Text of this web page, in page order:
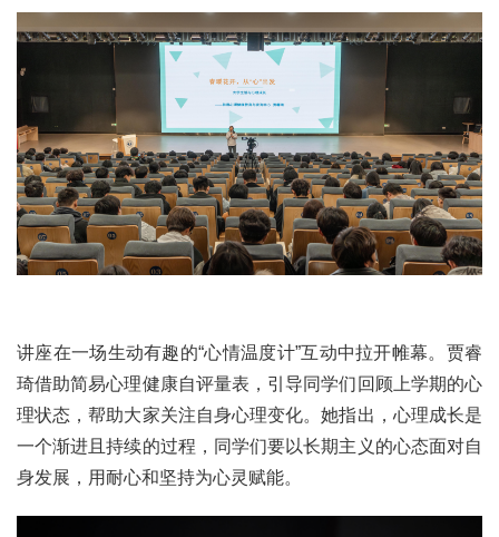
讲座在一场生动有趣的“心情温度计”互动中拉开帷幕。贾睿
琦借助简易心理健康自评量表，引导同学们回顾上学期的心
理状态，帮助大家关注自身心理变化。她指出，心理成长是
一个渐进且持续的过程，同学们要以长期主义的心态面对自
身发展，用耐心和坚持为心灵赋能。